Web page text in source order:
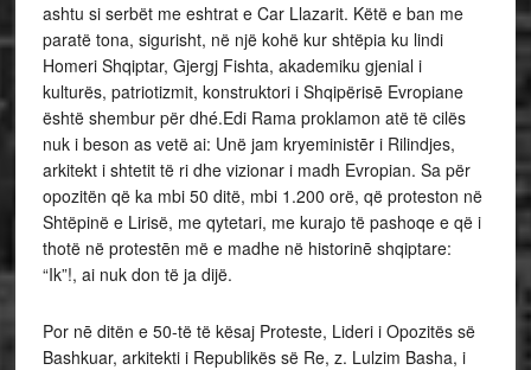
ashtu si serbët me eshtrat e Car Llazarit. Këtë e ban me
paratë tona, sigurisht, në një kohë kur shtëpia ku lindi
Homeri Shqiptar, Gjergj Fishta, akademiku gjenial i
kulturës, patriotizmit, konstruktori i Shqipërisē Evropiane
është shembur për dhé.Edi Rama proklamon atë të cilës
nuk i beson as vetë ai: Unë jam kryeministēr i Rilindjes,
arkitekt i shtetit të ri dhe vizionar i madh Evropian. Sa për
opozitën që ka mbi 50 ditë, mbi 1.200 orë, që proteston në
Shtëpinë e Lirisë, me qytetari, me kurajo të pashoqe e që i
thotë në protestēn më e madhe në historinē shqiptare:
“Ik”!, ai nuk don të ja dijë.
Por nē ditën e 50-të të kësaj Proteste, Lideri i Opozitës së
Bashkuar, arkitekti i Republikës së Re, z. Lulzim Basha, i